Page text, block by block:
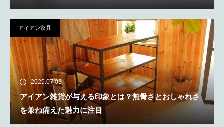
アイアン家具
2025.07.03
アイアン雑貨が与える印象とは？無骨さとおしゃれさ
を兼ね備えた魅力に注目